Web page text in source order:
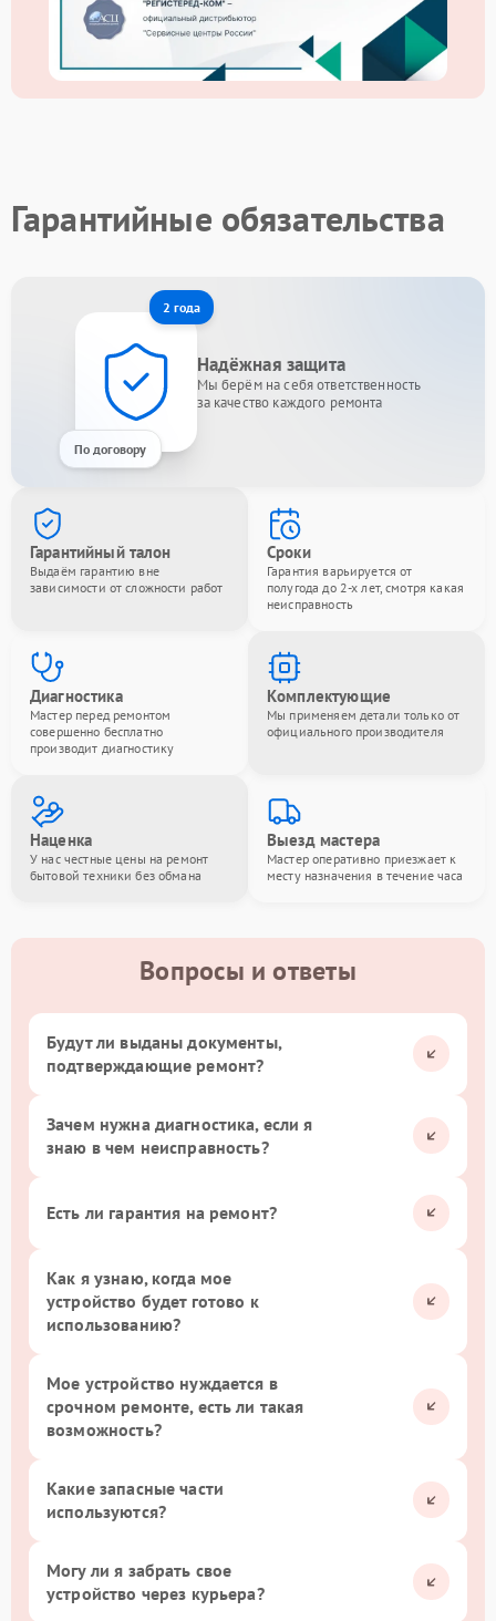
Гарантийные обязательства
2 года
По договору
Надёжная защита
Мы берём на себя ответственность
за качество каждого ремонта
Гарантийный талон
Выдаём гарантию вне
зависимости от сложности работ
Сроки
Гарантия варьируется от
полугода до 2-х лет, смотря какая
неисправность
Диагностика
Мастер перед ремонтом
совершенно бесплатно
производит диагностику
Комплектующие
Мы применяем детали только от
официального производителя
Наценка
У нас честные цены на ремонт
бытовой техники без обмана
Выезд мастера
Мастер оперативно приезжает к
месту назначения в течение часа
Вопросы и ответы
Будут ли выданы документы,
подтверждающие ремонт?
Зачем нужна диагностика, если я
знаю в чем неисправность?
Есть ли гарантия на ремонт?
Как я узнаю, когда мое
устройство будет готово к
использованию?
Мое устройство нуждается в
срочном ремонте, есть ли такая
возможность?
Какие запасные части
используются?
Могу ли я забрать свое
устройство через курьера?